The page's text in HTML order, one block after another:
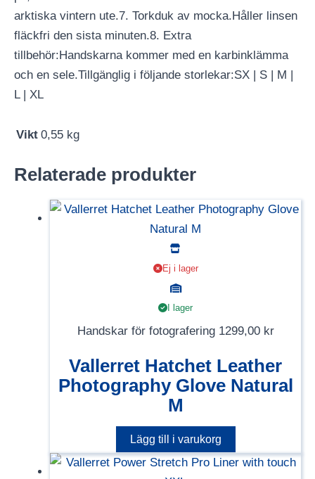
arktiska vintern ute.7. Torkduk av mocka.Håller linsen
fläckfri den sista minuten.8. Extra
tillbehör:Handskarna kommer med en karbinklämma
och en sele.Tillgänglig i följande storlekar:SX | S | M |
L | XL
Vikt 0,55 kg
Relaterade produkter
Ej i lager
I lager
Handskar för fotografering 1299,00 kr
Vallerret Hatchet Leather
Photography Glove Natural
M
Lägg till i varukorg